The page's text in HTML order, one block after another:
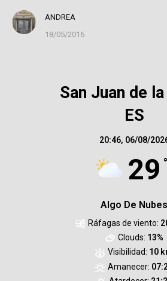
ANDREA
18/05/2016
San Juan de
ES
20:46, 06/08/
29
Algo De Nubes
Ráfagas de viento:
Clouds: 13%
Visibilidad: 10
Amanecer: